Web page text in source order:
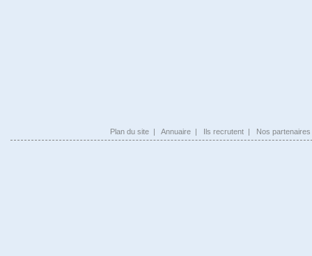
Plan du site| Annuaire| Ils recrutent| Nos partenaires